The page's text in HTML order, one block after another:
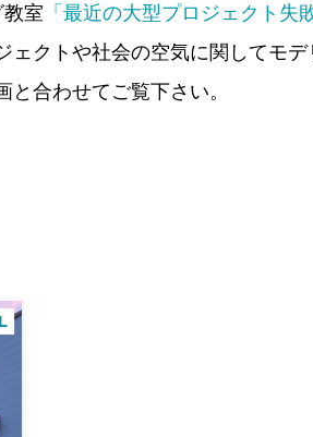
室 「最近の大型プロジェクト失
ェクトや社会の空気に関してモ
合わせてご覧下さい。